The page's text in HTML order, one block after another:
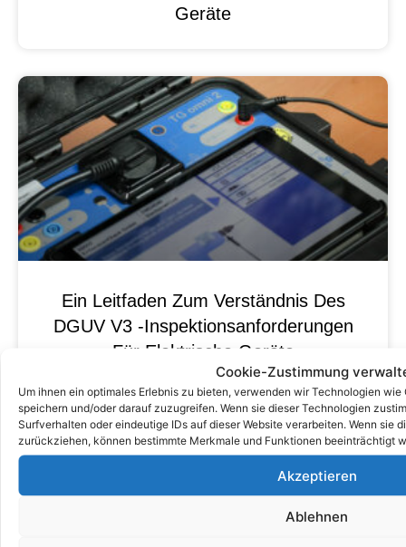
Cookie-Zustimmung
Um ihnen ein optimales Erlebnis zu bieten, verwenden wir Technologien
speichern und/oder darauf zuzugreifen. Wenn sie dieser Technologien
Surfverhalten oder eindeutige IDs auf dieser Website verarbeiten. Wenn sie
zurückziehen, können bestimmte Merkmale und Funktionen beeinträchtigt
Akzeptieren
Ablehnen
Geräte
Ein Leitfaden Zum Verständnis Des
DGUV V3 -Inspektionsanforderungen
Für Elektrische Geräte